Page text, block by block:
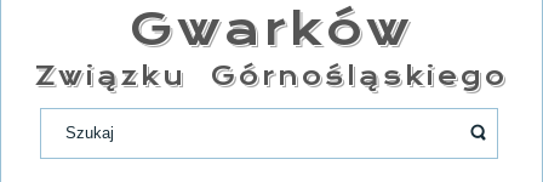
Gwarków
Związku Górnośląskiego